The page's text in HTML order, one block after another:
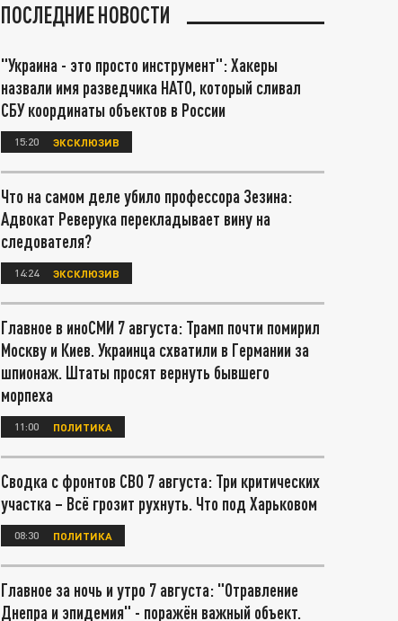
ПОСЛЕДНИЕ НОВОСТИ
"Украина - это просто инструмент": Хакеры
назвали имя разведчика НАТО, который сливал
СБУ координаты объектов в России
15:20 ЭКСКЛЮЗИВ
Что на самом деле убило профессора Зезина:
Адвокат Реверука перекладывает вину на
следователя?
14:24 ЭКСКЛЮЗИВ
Главное в иноСМИ 7 августа: Трамп почти помирил
Москву и Киев. Украинца схватили в Германии за
шпионаж. Штаты просят вернуть бывшего
морпеха
11:00 ПОЛИТИКА
Сводка с фронтов СВО 7 августа: Три критических
участка – Всё грозит рухнуть. Что под Харьковом
08:30 ПОЛИТИКА
Главное за ночь и утро 7 августа: "Отравление
Днепра и эпидемия" - поражён важный объект.